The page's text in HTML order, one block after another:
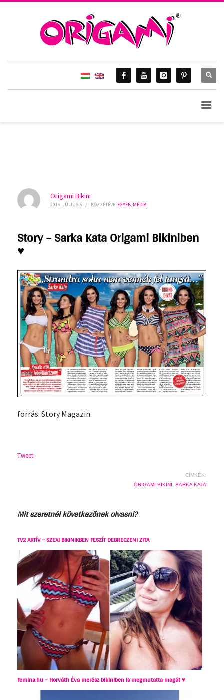
Origami Bikini
2016. JÚLIUS 5 / KÖZZÉTÉVE: EGYÉB, MÉDIA
Story – Sarka Kata Origami Bikiniben
♥
forrás: Story Magazin
Tweet
CÍMKÉK:
ORIGAMI BIKINI
SARKA KATA
Mit szeretnél következőnek olvasni?
TV2 AKTÍV – SZEXI BIKINIKBEN FESZÍT DEBRECZENI ZITA
Femina.hu – Horváth Éva merész bikiniben is megmutatta magát ♥